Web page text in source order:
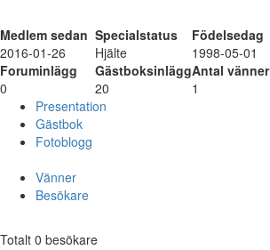
Medlem sedan Specialstatus
Födelsedag
2016-01-26
Hjälte
1998-05-01
Foruminlägg
GästboksinläggAntal vänner
0
20
1
Presentation
Gästbok
Fotoblogg
Vänner
Besökare
Totalt 0 besökare